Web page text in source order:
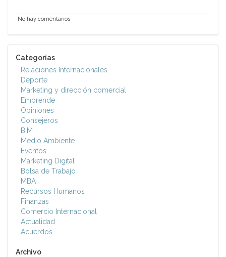
No hay comentarios
Categorías
Relaciones Internacionales
Deporte
Marketing y dirección comercial
Emprende
Opiniones
Consejeros
BIM
Medio Ambiente
Eventos
Marketing Digital
Bolsa de Trabajo
MBA
Recursos Humanos
Finanzas
Comercio Internacional
Actualidad
Acuerdos
Archivo